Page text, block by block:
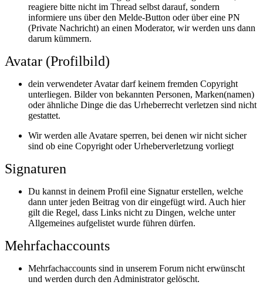
reagiere bitte nicht im Thread selbst darauf, sondern
informiere uns über den Melde-Button oder über eine PN
(Private Nachricht) an einen Moderator, wir werden uns dann
darum kümmern.
Avatar (Profilbild)
dein verwendeter Avatar darf keinem fremden Copyright
unterliegen. Bilder von bekannten Personen, Marken(namen)
oder ähnliche Dinge die das Urheberrecht verletzen sind nicht
gestattet.
Wir werden alle Avatare sperren, bei denen wir nicht sicher
sind ob eine Copyright oder Urheberverletzung vorliegt
Signaturen
Du kannst in deinem Profil eine Signatur erstellen, welche
dann unter jeden Beitrag von dir eingefügt wird. Auch hier
gilt die Regel, dass Links nicht zu Dingen, welche unter
Allgemeines aufgelistet wurde führen dürfen.
Mehrfachaccounts
Mehrfachaccounts sind in unserem Forum nicht erwünscht
und werden durch den Administrator gelöscht.